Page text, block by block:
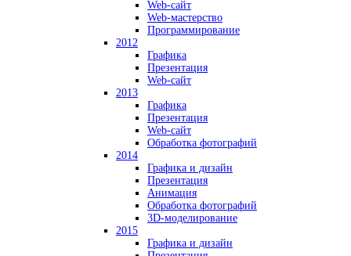
Web-сайт
Web-мастерство
Программирование
2012
Графика
Презентация
Web-сайт
2013
Графика
Презентация
Web-сайт
Обработка фотографий
2014
Графика и дизайн
Презентация
Анимация
Обработка фотографий
3D-моделирование
2015
Графика и дизайн